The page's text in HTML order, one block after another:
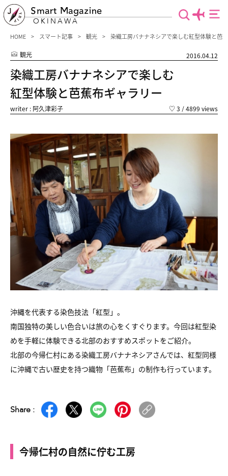
Smart Magazine
OKINAWA
HOME スマート記事 観光 染織工房バナナネシアで楽しむ紅型体験と芭
観光 2016.04.12
染織工房バナナネシアで楽しむ
紅型体験と芭蕉布ギャラリー
writer : 阿久津彩子 ♡ 3 / 4899 views
沖縄を代表する染色技法「紅型」。
南国独特の美しい色合いは旅の心をくすぐります。今回は紅型染
めを手軽に体験できる北部のおすすめスポットをご紹介。
北部の今帰仁村にある染織工房バナナネシアさんでは、紅型同様
に沖縄で古い歴史を持つ織物「芭蕉布」の制作も行っています。
Share :
今帰仁村の自然に佇む工房